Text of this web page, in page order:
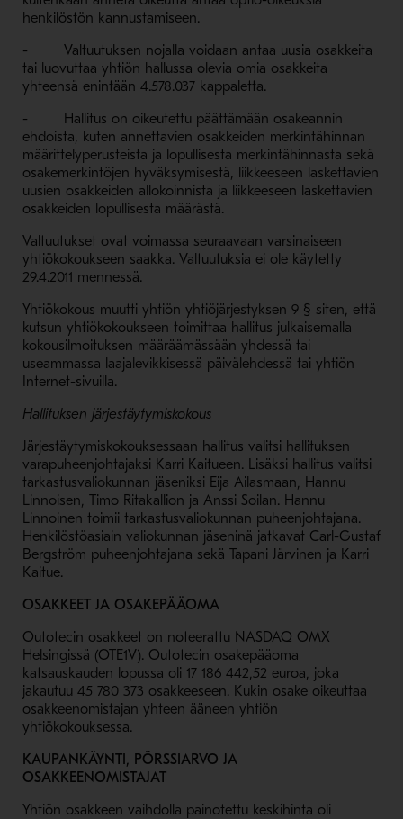
henkilöstön kannustamiseen.
- Valtuutuksen nojalla voidaan antaa uusia osakkeita
tai luovuttaa yhtiön hallussa olevia omia osakkeita
yhteensä enintään 4.578.037 kappaletta.
- Hallitus on oikeutettu päättämään osakeannin
ehdoista, kuten annettavien osakkeiden merkintähinnan
määrittelyperusteista ja lopullisesta merkintähinnasta sekä
osakemerkintöjen hyväksymisestä, liikkeeseen laskettavien
uusien osakkeiden allokoinnista ja liikkeeseen laskettavien
osakkeiden lopullisesta määrästä.
Valtuutukset ovat voimassa seuraavaan varsinaiseen
yhtiökokoukseen saakka. Valtuutuksia ei ole käytetty
29.4.2011 mennessä.
Yhtiökokous muutti yhtiön yhtiöjärjestyksen 9 § siten, että
kutsun yhtiökokoukseen toimittaa hallitus julkaisemalla
kokousilmoituksen määräämässään yhdessä tai
useammassa laajalevikkisessä päivälehdessä tai yhtiön
Internet-sivuilla.
Hallituksen järjestäytymiskokous
Järjestäytymiskokouksessaan hallitus valitsi hallituksen
varapuheenjohtajaksi Karri Kaitueen. Lisäksi hallitus valitsi
tarkastusvaliokunnan jäseniksi Eija Ailasmaan, Hannu
Linnoisen, Timo Ritakallion ja Anssi Soilan. Hannu
Linnoinen toimii tarkastusvaliokunnan puheenjohtajana.
Henkilöstöasiain valiokunnan jäseninä jatkavat Carl-Gustaf
Bergström puheenjohtajana sekä Tapani Järvinen ja Karri
Kaitue.
OSAKKEET JA OSAKEPÄÄOMA
Outotecin osakkeet on noteerattu NASDAQ OMX
Helsingissä (OTE1V). Outotecin osakepääoma
katsauskauden lopussa oli 17 186 442,52 euroa, joka
jakautuu 45 780 373 osakkeeseen. Kukin osake oikeuttaa
osakkeenomistajan yhteen ääneen yhtiön
yhtiökokouksessa.
KAUPANKÄYNTI, PÖRSSIARVO JA
OSAKKEENOMISTAJAT
Yhtiön osakkeen vaihdolla painotettu keskihinta oli